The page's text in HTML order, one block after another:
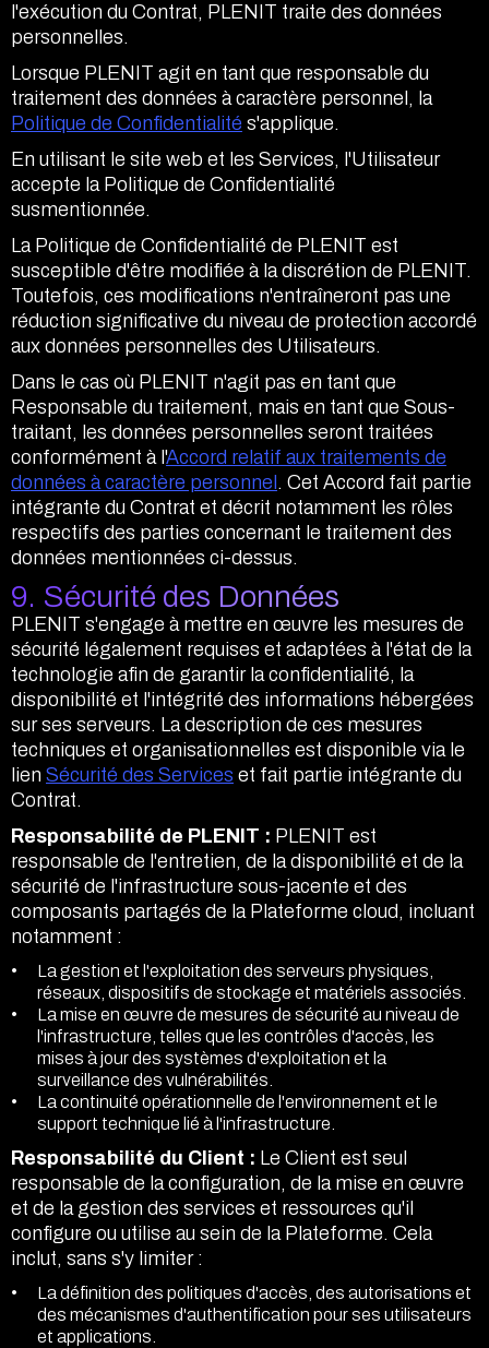
l'exécution du Contrat, PLENIT traite des données
personnelles.
Lorsque PLENIT agit en tant que responsable du
traitement des données à caractère personnel, la
Politique de Confidentialité s'applique.
En utilisant le site web et les Services, l'Utilisateur
accepte la Politique de Confidentialité
susmentionnée.
La Politique de Confidentialité de PLENIT est
susceptible d'être modifiée à la discrétion de PLENIT.
Toutefois, ces modifications n'entraîneront pas une
réduction significative du niveau de protection accordé
aux données personnelles des Utilisateurs.
Dans le cas où PLENIT n'agit pas en tant que
Responsable du traitement, mais en tant que Sous-
traitant, les données personnelles seront traitées
conformément à l'Accord relatif aux traitements de
données à caractère personnel . Cet Accord fait partie
intégrante du Contrat et décrit notamment les rôles
respectifs des parties concernant le traitement des
données mentionnées ci-dessus.
9. Sécurité des Données
PLENIT s'engage à mettre en œuvre les mesures de
sécurité légalement requises et adaptées à l'état de la
technologie afin de garantir la confidentialité, la
disponibilité et l'intégrité des informations hébergées
sur ses serveurs. La description de ces mesures
techniques et organisationnelles est disponible via le
lien Sécurité des Services et fait partie intégrante du
Contrat.
Responsabilité de PLENIT : PLENIT est
responsable de l'entretien, de la disponibilité et de la
sécurité de l'infrastructure sous-jacente et des
composants partagés de la Plateforme cloud, incluant
notamment :
La gestion et l'exploitation des serveurs physiques,
réseaux, dispositifs de stockage et matériels associés.
La mise en œuvre de mesures de sécurité au niveau de
l'infrastructure, telles que les contrôles d'accès, les
mises à jour des systèmes d'exploitation et la
surveillance des vulnérabilités.
La continuité opérationnelle de l'environnement et le
support technique lié à l'infrastructure.
Responsabilité du Client : Le Client est seul
responsable de la configuration, de la mise en œuvre
et de la gestion des services et ressources qu'il
configure ou utilise au sein de la Plateforme. Cela
inclut, sans s'y limiter :
La définition des politiques d'accès, des autorisations et
des mécanismes d'authentification pour ses utilisateurs
et applications.